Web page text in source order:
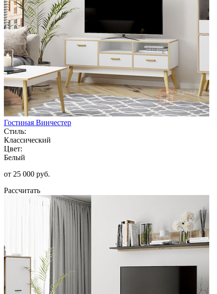
Гостиная Винчестер
Стиль:
Классический
Цвет:
Белый
от 25 000 руб.
Рассчитать